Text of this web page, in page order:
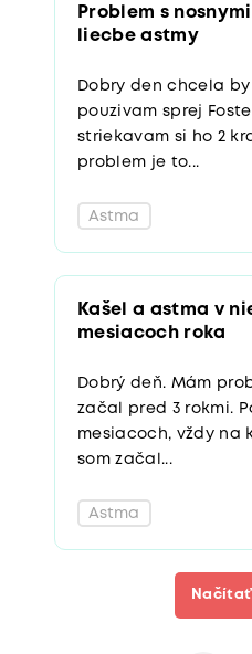
Problem s
liecbe astmy
Dobry den chcela
pouzivam sprej
striekavam si ho 2
problem je to...
Astma
Kašel a astma v
mesiacoch roka
Dobrý deň. Mám
začal pred 3 rokmi.
mesiacoch, vždy na
som začal...
Astma